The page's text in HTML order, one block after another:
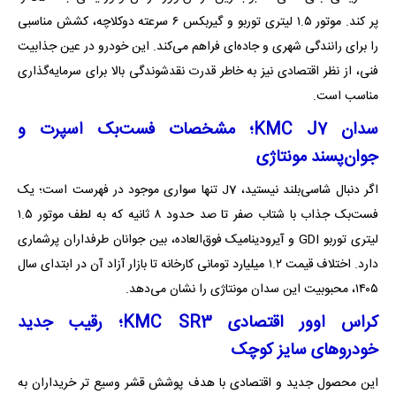
پر کند. موتور ۱.۵ لیتری توربو و گیربکس ۶ سرعته دوکلاچه‌، کشش مناسبی
را برای رانندگی شهری و جاده‌ای فراهم می‌کند. این خودرو در عین جذابیت
فنی، از نظر اقتصادی نیز به خاطر قدرت نقدشوندگی بالا برای سرمایه‌گذاری
مناسب است.
سدان KMC J7؛ مشخصات فست‌بک اسپرت و
جوان‌پسند مونتاژی
اگر دنبال شاسی‌بلند نیستید، J7 تنها سواری موجود در فهرست است؛ یک
فست‌بک جذاب با شتاب صفر تا صد حدود ۸ ثانیه که به لطف موتور ۱.۵
لیتری توربو GDI و آیرودینامیک فوق‌العاده، بین جوانان طرفداران پرشماری
دارد. اختلاف قیمت ۱.۲ میلیارد تومانی کارخانه تا بازار آزاد آن در ابتدای سال
۱۴۰۵، محبوبیت این سدان‌ مونتاژی را نشان می‌دهد.
کراس اوور اقتصادی KMC SR3؛ رقیب جدید
خودروهای سایز کوچک
این محصول جدید و اقتصادی با هدف پوشش قشر وسیع تر‌ خریداران به